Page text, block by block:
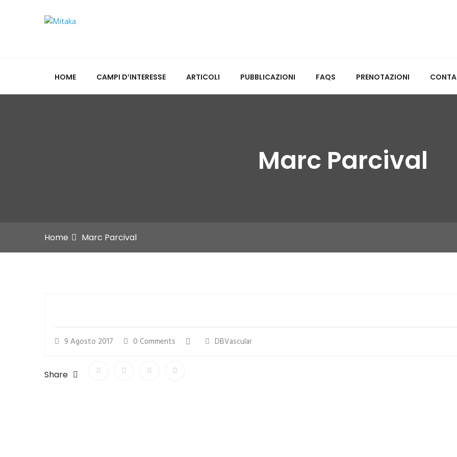
HOME CAMPI D’INTERESSE ARTICOLI PUBBLICAZIONI FAQS PRENOTAZIONI
Marc Parcival
Home Marc Parcival
9 Agosto 2017 0 Comments DBVascular
Share